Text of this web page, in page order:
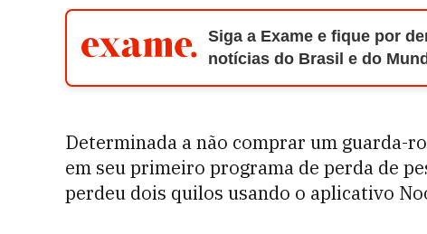
Siga a Exame e fique por
notícias do Brasil e do
Determinada a não comprar um guarda-
em seu primeiro programa de perda de
perdeu dois quilos usando o aplicativo